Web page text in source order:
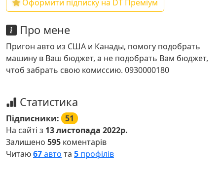
Оформити підписку на DT Преміум
Про мене
Пригон авто из США и Канады, помогу подобрать
машину в Ваш бюджет, а не подобрать Вам бюджет,
чтоб забрать свою комиссию. 0930000180
Статистика
Підписники: 51
На сайті з 13 листопада 2022р.
Залишено 595 коментарів
Читаю67авто та 5 профілів